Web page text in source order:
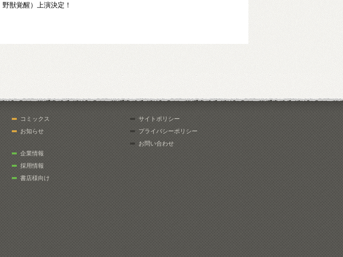
獣覚醒）上演決定！
コミックス
お知らせ
企業情報
採用情報
書店様向け
サイトポリシー
プライバシーポリシー
お問い合わせ